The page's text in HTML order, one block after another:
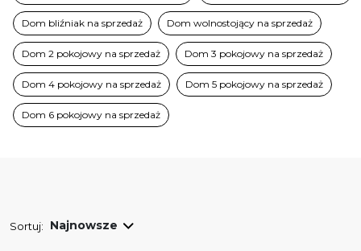
Dom bliźniak na sprzedaż Dom wolnostojący na sprzedaż
Dom 2 pokojowy na sprzedaż Dom 3 pokojowy na sprzedaż
Dom 4 pokojowy na sprzedaż Dom 5 pokojowy na sprzedaż
Dom 6 pokojowy na sprzedaż
Sortuj: